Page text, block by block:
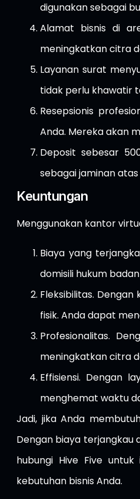
digunakan sebagai
Alamat bisnis di
meningkatkan citra
Layanan surat
tidak perlu khawatir
Resepsionis
Anda. Mereka akan
Deposit sebesar
sebagai jaminan
Keuntungan
Menggunakan kantor
Biaya yang
domisili hukum
Fleksibilitas.
fisik. Anda dapat
Profesionalitas.
meningkatkan citra
Effisiensi. Dengan
menghemat waktu
Jadi, jika Anda
Dengan biaya terjangkau
hubungi Hive Five
kebutuhan bisnis Anda.